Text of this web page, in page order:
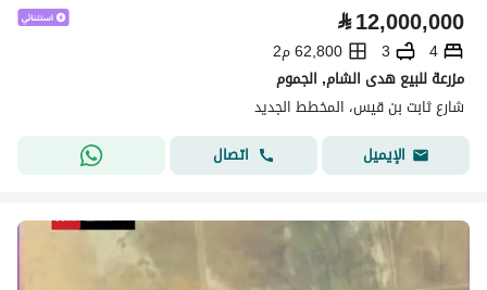
⃁12,000,000
4
3
62,800 م2
مزرعة للبيع هدى الشام, الجموم
شارع ثابت بن قيس، المخطط الجديد
الإيميل
اتصال